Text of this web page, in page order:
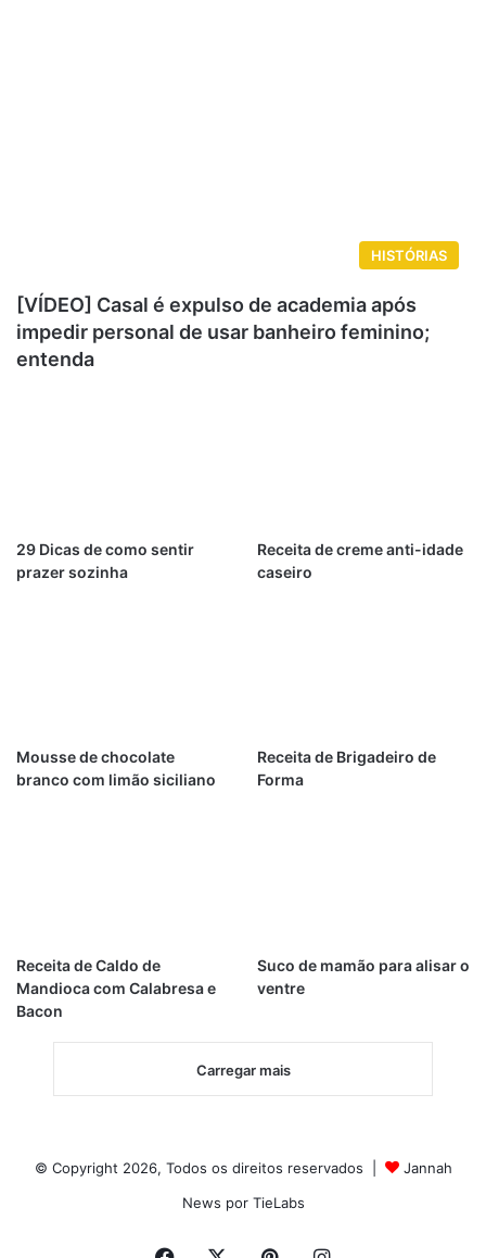
HISTÓRIAS
[VÍDEO] Casal é expulso de academia após
impedir personal de usar banheiro feminino;
entenda
29 Dicas de como sentir
prazer sozinha
Receita de creme anti-idade
caseiro
Mousse de chocolate
branco com limão siciliano
Receita de Brigadeiro de
Forma
Receita de Caldo de
Mandioca com Calabresa e
Bacon
Suco de mamão para alisar o
ventre
Carregar mais
© Copyright 2026, Todos os direitos reservados |
Jannah
News por TieLabs